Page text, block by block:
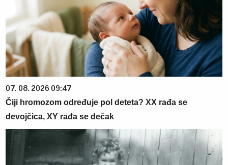
07. 08. 2026 09:47
Čiji hromozom određuje pol deteta? XX rađa se
devojčica, XY rađa se dečak